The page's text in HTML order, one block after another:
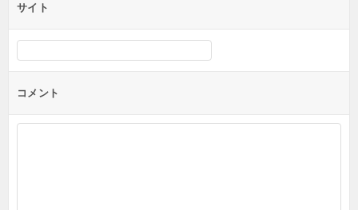
サイト
コメント